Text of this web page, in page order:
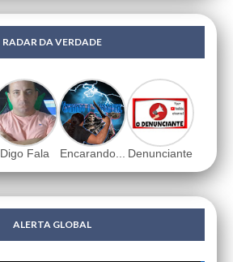
RADAR DA VERDADE
Digo Fala Encarando... Denunciante
ALERTA GLOBAL